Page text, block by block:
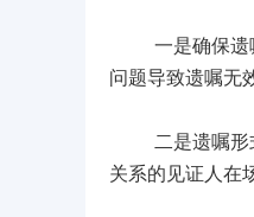
一是确保遗嘱
问题导致遗嘱无
二是遗嘱形式
关系的见证人在